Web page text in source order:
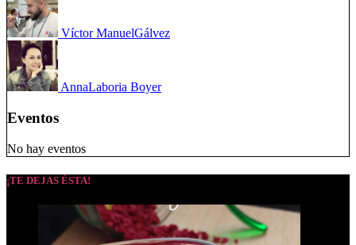
Víctor ManuelGálvez
AnnaLaboria Boyer
Eventos
No hay eventos
¡TE DEJAS ÉSTA!